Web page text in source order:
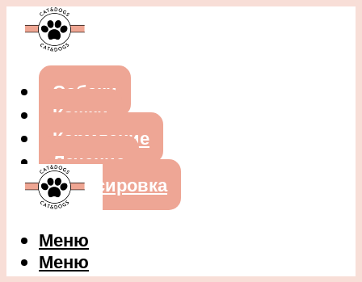
Собаки
Кошки
Кормление
Лечение
Дрессировка
Меню
Меню